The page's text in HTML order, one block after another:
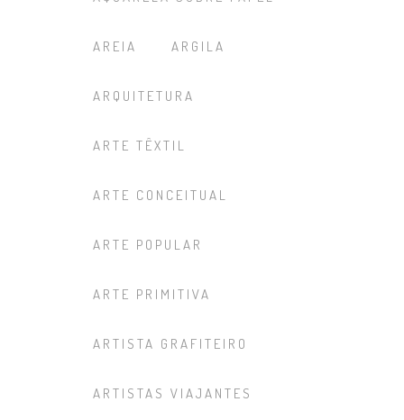
AREIA ARGILA
ARQUITETURA
ARTE TÊXTIL
ARTE CONCEITUAL
ARTE POPULAR
ARTE PRIMITIVA
ARTISTA GRAFITEIRO
ARTISTAS VIAJANTES